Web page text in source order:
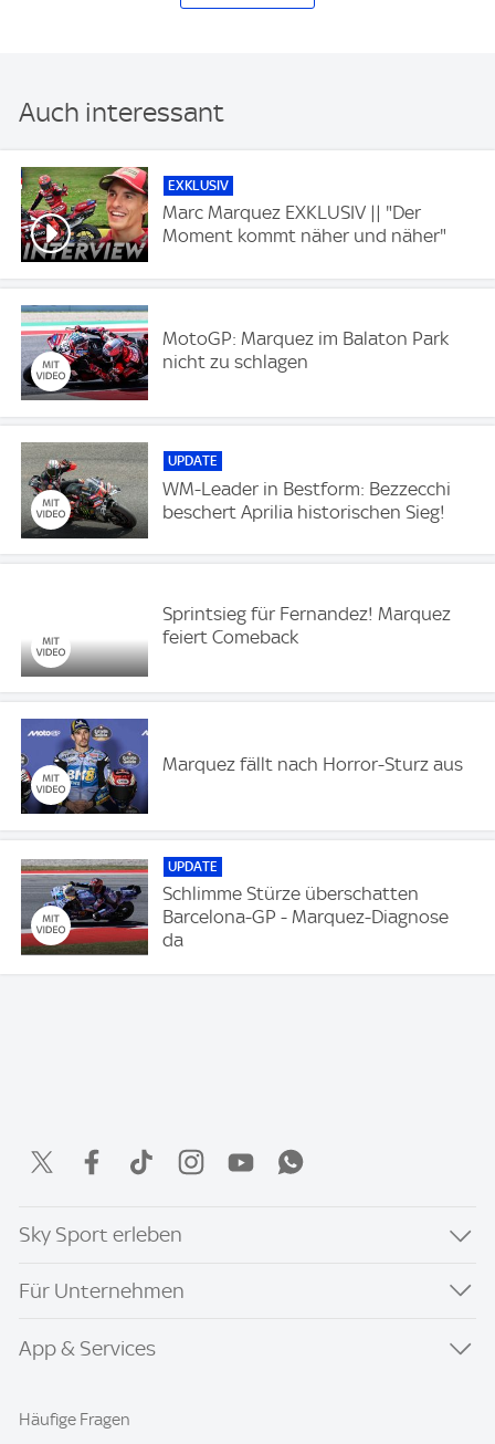
Auch interessant
EXKLUSIV
Marc Marquez EXKLUSIV || "Der
Moment kommt näher und näher"
MotoGP: Marquez im Balaton Park
nicht zu schlagen
UPDATE
WM-Leader in Bestform: Bezzecchi
beschert Aprilia historischen Sieg!
Sprintsieg für Fernandez! Marquez
feiert Comeback
Marquez fällt nach Horror-Sturz aus
UPDATE
Schlimme Stürze überschatten
Barcelona-GP - Marquez-Diagnose
da
Sky Sport erleben
Für Unternehmen
App & Services
Häufige Fragen